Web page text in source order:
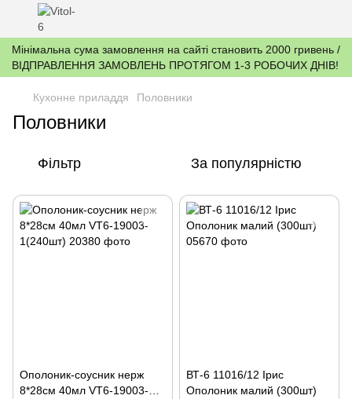
Мінімальна сума замовлення на сайті становить 2000 гривень /
ВІДПРАВЛЕННЯ ЗАМОВЛЕНЬ ПРОТЯГОМ 1-3 РОБОЧИХ ДНІВ!
Кухонне приладдя Половники
Половники
Фільтр За популярністю
Ополоник-соусник нерж
8*28см 40мл VT6-19003-
ВТ-6 11016/12 Iрис
Ополоник малий (300шт)